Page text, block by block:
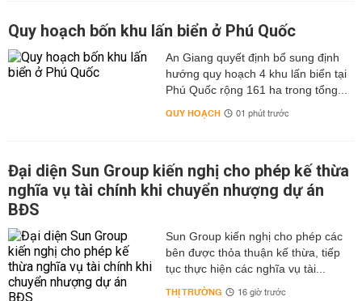
Quy hoạch bốn khu lấn biển ở Phú Quốc
An Giang quyết định bổ sung định
hướng quy hoạch 4 khu lấn biển tại
Phú Quốc rộng 161 ha trong tổng...
QUY HOẠCH 01 phút trước
Đại diện Sun Group kiến nghị cho phép kế thừa
nghĩa vụ tài chính khi chuyển nhượng dự án
BĐS
Sun Group kiến nghị cho phép các
bên được thỏa thuận kế thừa, tiếp
tục thực hiện các nghĩa vụ tài...
THỊ TRƯỜNG 16 giờ trước